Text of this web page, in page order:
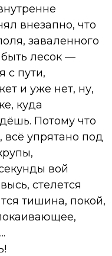
внезапно, что
заваленного
быть лесок —
с пути,
и уже нет, ну,
куда
Потому что
всё упрятано под
вой
стелется
тишина, покой,